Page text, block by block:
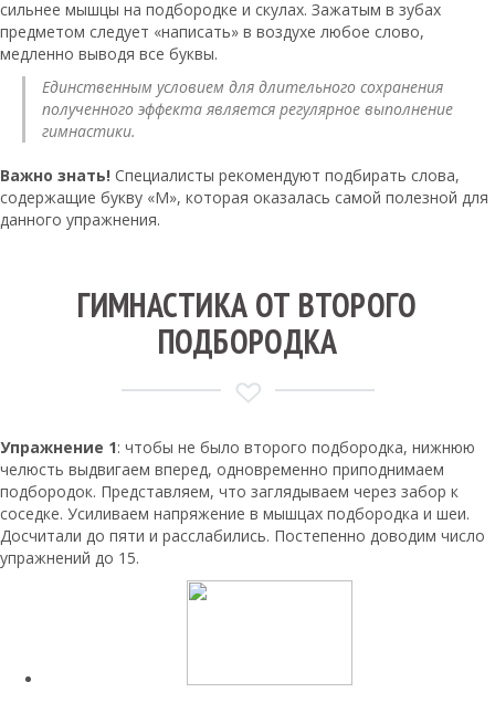
сильнее мышцы на подбородке и скулах. Зажатым в зубах
предметом следует «написать» в воздухе любое слово,
медленно выводя все буквы.
Единственным условием для длительного сохранения
полученного эффекта является регулярное выполнение
гимнастики.
Важно знать! Специалисты рекомендуют подбирать слова,
содержащие букву «М», которая оказалась самой полезной для
данного упражнения.
ГИМНАСТИКА ОТ ВТОРОГО
ПОДБОРОДКА
Упражнение 1: чтобы не было второго подбородка, нижнюю
челюсть выдвигаем вперед, одновременно приподнимаем
подбородок. Представляем, что заглядываем через забор к
соседке. Усиливаем напряжение в мышцах подбородка и шеи.
Досчитали до пяти и расслабились. Постепенно доводим число
упражнений до 15.